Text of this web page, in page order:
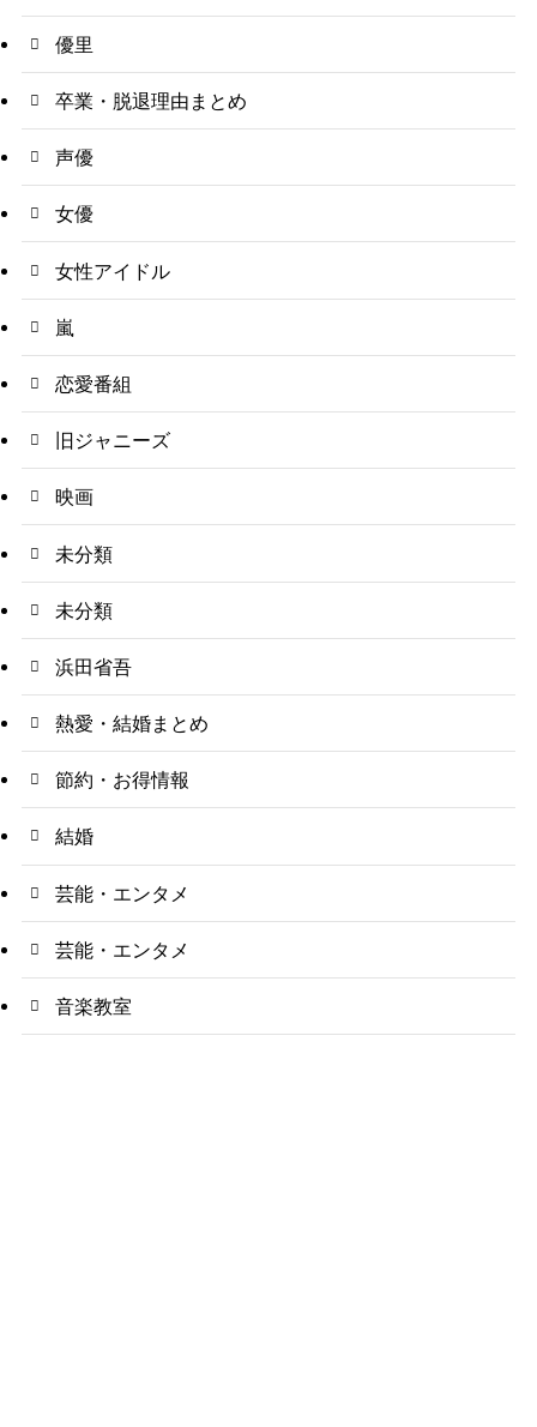
優里
卒業・脱退理由まとめ
声優
女優
女性アイドル
嵐
恋愛番組
旧ジャニーズ
映画
未分類
未分類
浜田省吾
熱愛・結婚まとめ
節約・お得情報
結婚
芸能・エンタメ
芸能・エンタメ
音楽教室